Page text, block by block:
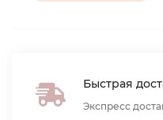
Быстрая
Экспресс